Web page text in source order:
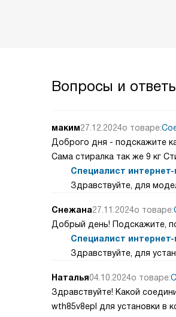
Вопросы и
маким27.12.2024о товаре:
Доброго дня - подскажите
Сама стиралка так же 9 кг
Специалист интернет-
Здравствуйте, для
Снежана27.11.2024о товаре:
Добрый день! Подскажите,
Специалист интернет-
Здравствуйте, для
Наталья04.10.2024о товаре:
Здравствуйте! Какой
wth85v8epl для установки в